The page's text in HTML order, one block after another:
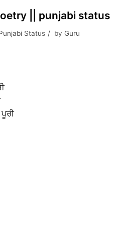
|| punjabi status
Status by Guru